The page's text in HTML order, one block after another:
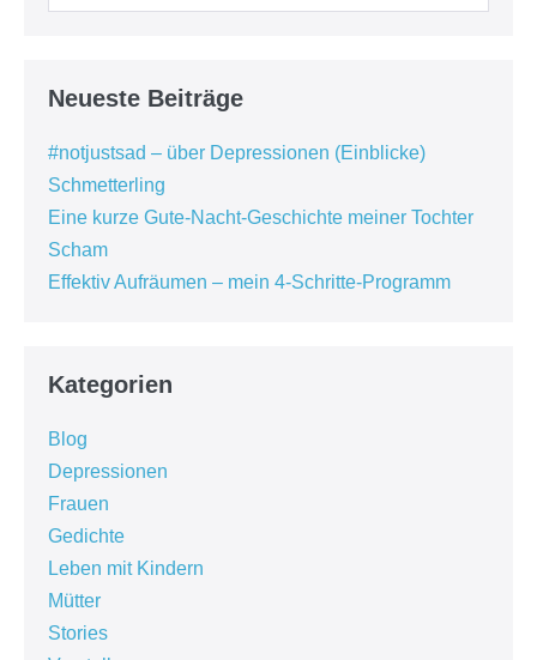
Neueste Beiträge
#notjustsad – über Depressionen (Einblicke)
Schmetterling
Eine kurze Gute-Nacht-Geschichte meiner Tochter
Scham
Effektiv Aufräumen – mein 4-Schritte-Programm
Kategorien
Blog
Depressionen
Frauen
Gedichte
Leben mit Kindern
Mütter
Stories